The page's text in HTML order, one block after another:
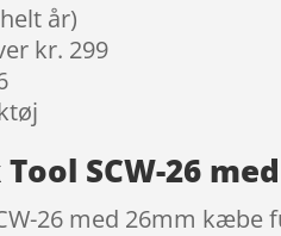
år)
kr. 299
SCW-26
26 med 26mm